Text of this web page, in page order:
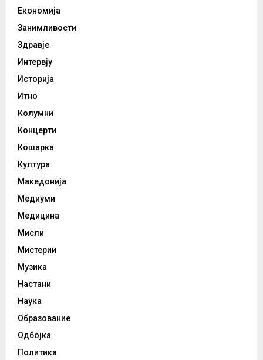
Економија
Занимливости
Здравје
Интервју
Историја
Итно
Колумни
Концерти
Кошарка
Култура
Македонија
Медиуми
Медицина
Мисли
Мистерии
Музика
Настани
Наука
Образование
Одбојка
Политика